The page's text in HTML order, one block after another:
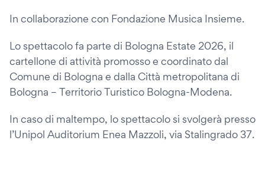
In collaborazione con Fondazione Musica Insieme.
Lo spettacolo fa parte di Bologna Estate 2026, il
cartellone di attività promosso e coordinato dal
Comune di Bologna e dalla Città metropolitana di
Bologna – Territorio Turistico Bologna-Modena.
In caso di maltempo, lo spettacolo si svolgerà presso
l’Unipol Auditorium Enea Mazzoli, via Stalingrado 37.